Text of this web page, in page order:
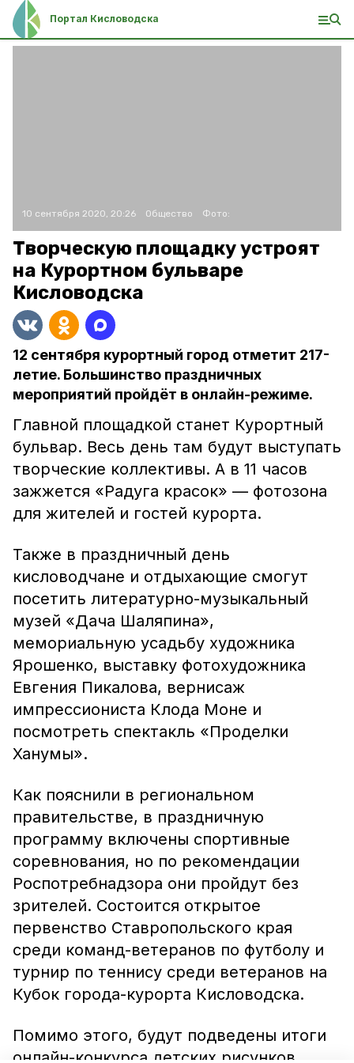
Портал Кисловодска
10 сентября 2020, 20:26 Общество Фото:
Творческую площадку устроят
на Курортном бульваре
Кисловодска
12 сентября курортный город отметит 217-
летие. Большинство праздничных
мероприятий пройдёт в онлайн-режиме.
Главной площадкой станет Курортный
бульвар. Весь день там будут выступать
творческие коллективы. А в 11 часов
зажжется «Радуга красок» — фотозона
для жителей и гостей курорта.
Также в праздничный день
кисловодчане и отдыхающие смогут
посетить литературно-музыкальный
музей «Дача Шаляпина»,
мемориальную усадьбу художника
Ярошенко, выставку фотохудожника
Евгения Пикалова, вернисаж
импрессиониста Клода Моне и
посмотреть спектакль «Проделки
Ханумы».
Как пояснили в региональном
правительстве, в праздничную
программу включены спортивные
соревнования, но по рекомендации
Роспотребнадзора они пройдут без
зрителей. Состоится открытое
первенство Ставропольского края
среди команд-ветеранов по футболу и
турнир по теннису среди ветеранов на
Кубок города-курорта Кисловодска.
Помимо этого, будут подведены итоги
онлайн-конкурса детских рисунков